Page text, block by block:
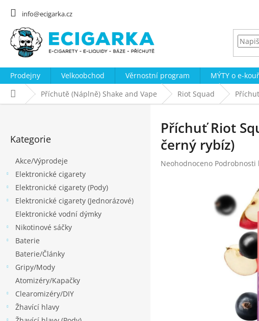
info@ecigarka.cz
Prodejny Velkoobchod Věrnostní program MÝTY o e-
Domů Příchutě (Náplně) Shake and Vape Riot Squad
kategorie
Kategorie
Akce/Výprodeje
Elektronické cigarety
Elektronické cigarety (Pody)
Elektronické cigarety (Jednorázové)
Elektronické vodní dýmky
Nikotinové sáčky
Baterie
Baterie/Články
Gripy/Mody
Atomizéry/Kapačky
Clearomizéry/DIY
Žhavící hlavy
Příchuť Riot
černý rybíz)
Průměrné
Neohodnoceno Podrobnosti